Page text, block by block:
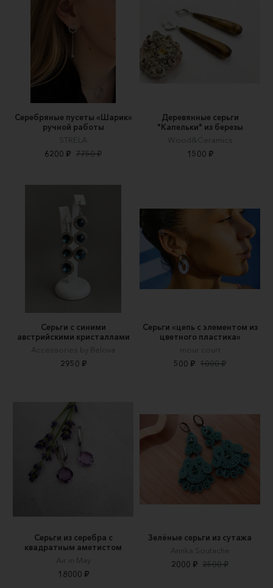
Серебряные пусеты «Шарик»
ручной работы
STRELA
6200 ₽ 7750 ₽
Деревянные серьги
"Капельки" из березы
Wood&Ceramics
1500 ₽
Серьги с синими
австрийскими кристаллами
Accessories by Belova
2950 ₽
Серьги «цепь с элементом из
цветного пластика»
mour court
500 ₽ 1000 ₽
Серьги из серебра с
квадратным аметистом
Air in May
18000 ₽
Зелёные серьги из сутажа
Annka Soutache
2000 ₽ 2500 ₽